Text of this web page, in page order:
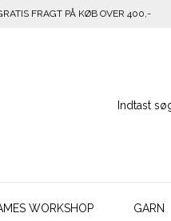
FRAGT PÅ KØB OVER 400,-
WORKSHOP GARN